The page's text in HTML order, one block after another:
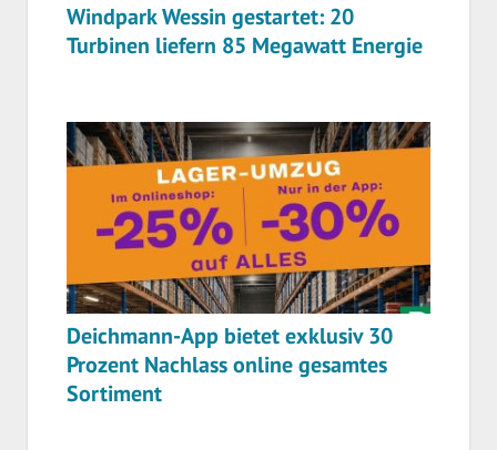
Windpark Wessin gestartet: 20
Turbinen liefern 85 Megawatt Energie
Deichmann-App bietet exklusiv 30
Prozent Nachlass online gesamtes
Sortiment